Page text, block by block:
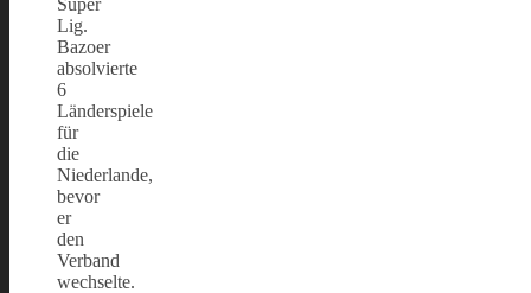
Lig.
Bazoer
absolvierte
6
Länderspiele
für
die
Niederlande,
bevor
er
den
Verband
wechselte.